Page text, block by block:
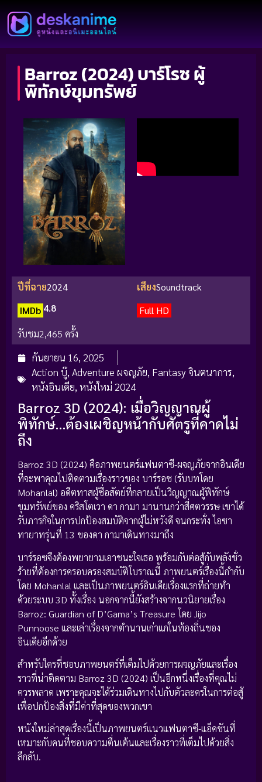
Barroz (2024) บาร์โรซ ผู้
พิทักษ์ขุมทรัพย์
ปีที่ฉาย2024 เสียงSoundtrack
IMDb 4.8
Full HD
รับชม2,465 ครั้ง
กันยายน 16, 2025
Action บู๊, Adventure ผจญภัย, Fantasy จินตนาการ,
หนังอินเดีย, หนังใหม่ 2024
Barroz 3D (2024): เมื่อวิญญาณผู้
พิทักษ์…ต้องเผชิญหน้ากับศัตรูที่คาดไม่
ถึง
Barroz 3D (2024) คือภาพยนตร์แฟนตาซี-ผจญภัยจากอินเดีย
ที่จะพาคุณไปติดตามเรื่องราวของ บาร์รอซ (รับบทโดย
Mohanlal) อดีตทาสผู้ซื่อสัตย์ที่กลายเป็นวิญญาณผู้พิทักษ์
ขุมทรัพย์ของ คริสโตเวา ดา กามา มานานกว่าสี่ศตวรรษ เขาได้
รับภารกิจในการปกป้องสมบัติจากผู้ไม่หวังดี จนกระทั่ง ไอซา
ทายาทรุ่นที่ 13 ของดา กามาเดินทางมาถึง
บาร์รอซจึงต้องพยายามเอาชนะใจเธอ พร้อมกับต่อสู้กับพลังชั่ว
ร้ายที่ต้องการครอบครองสมบัติโบราณนี้ ภาพยนตร์เรื่องนี้กำกับ
โดย Mohanlal และเป็นภาพยนตร์อินเดียเรื่องแรกที่ถ่ายทำ
ด้วยระบบ 3D ทั้งเรื่อง นอกจากนี้ยังสร้างจากนวนิยายเรื่อง
Barroz: Guardian of D’Gama’s Treasure โดย Jijo
Punnoose และเล่าเรื่องจากตำนานเก่าแก่ในท้องถิ่นของ
อินเดียอีกด้วย
สำหรับใครที่ชอบภาพยนตร์ที่เต็มไปด้วยการผจญภัยและเรื่อง
ราวที่น่าติดตาม Barroz 3D (2024) เป็นอีกหนึ่งเรื่องที่คุณไม่
ควรพลาด เพราะคุณจะได้ร่วมเดินทางไปกับตัวละครในการต่อสู้
เพื่อปกป้องสิ่งที่มีค่าที่สุดของพวกเขา
หนังใหม่ล่าสุดเรื่องนี้เป็นภาพยนตร์แนวแฟนตาซี-แอ็คชันที่
เหมาะกับคนที่ชอบความตื่นเต้นและเรื่องราวที่เต็มไปด้วยสิ่ง
ลึกลับ.